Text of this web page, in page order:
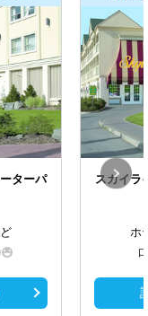
ターパ
スカイラ
ホ